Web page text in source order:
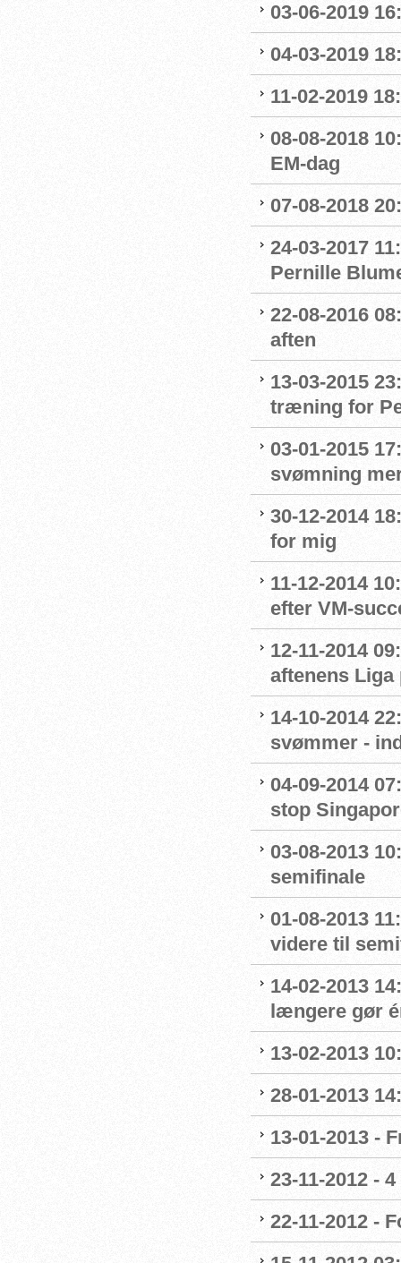
03-06-2019
04-03-2019
11-02-2019
08-08-2018
EM-dag
07-08-2018
24-03-2017
Pernille
22-08-2016
aften
13-03-2015
træning for
03-01-2015
svømning
30-12-2014
for mig
11-12-2014
efter VM-
12-11-2014
aftenens Liga
14-10-2014
svømmer -
04-09-2014
stop
03-08-2013
semifinale
01-08-2013
videre til
14-02-2013
længere gør
13-02-2013
28-01-2013
13-01-2013 -
23-11-2012 -
22-11-2012 -